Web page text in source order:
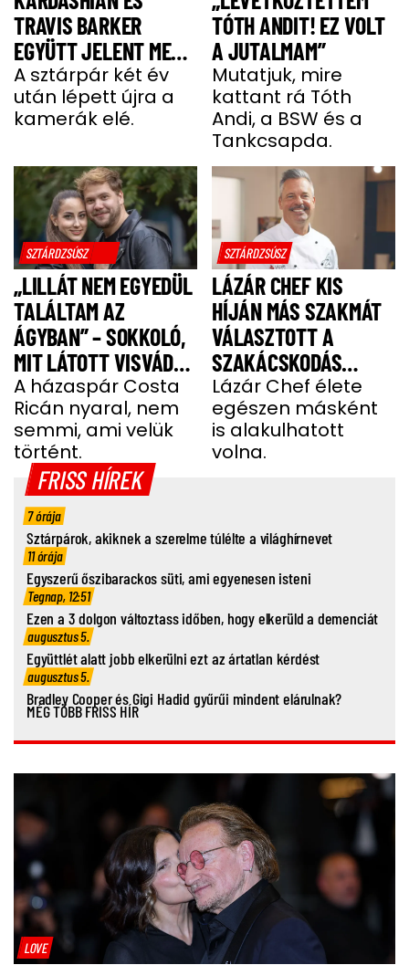
TRAVIS BARKER
EGYÜTT JELENT MEG
A VÖRÖS SZŐNYEGEN
A sztárpár két év
után lépett újra a
kamerák elé.
TÓTH ANDIT! EZ VOLT
A JUTALMAM”
Mutatjuk, mire
kattant rá Tóth
Andi, a BSW és a
Tankcsapda.
SZTÁRDZSÚSZ
„LILLÁT NEM EGYEDÜL
TALÁLTAM AZ
ÁGYBAN” – SOKKOLÓ,
MIT LÁTOTT VISVÁDER
TAMÁS
A házaspár Costa
Ricán nyaral, nem
semmi, ami velük
történt.
SZTÁRDZSÚSZ
LÁZÁR CHEF KIS
HÍJÁN MÁS SZAKMÁT
VÁLASZTOTT A
SZAKÁCSKODÁS
HELYETT
Lázár Chef élete
egészen másként
is alakulhatott
volna.
FRISS HÍREK
7 órája
Sztárpárok, akiknek a szerelme túlélte a világhírnevet
11 órája
Egyszerű őszibarackos süti, ami egyenesen isteni
Tegnap, 12:51
Ezen a 3 dolgon változtass időben, hogy elkerüld a demenciát
augusztus 5.
Együttlét alatt jobb elkerülni ezt az ártatlan kérdést
augusztus 5.
Bradley Cooper és Gigi Hadid gyűrűi mindent elárulnak?
MÉG TÖBB FRISS HÍR
LOVE